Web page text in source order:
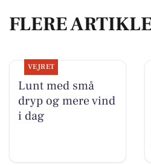
FLERE
VEJRET
Lunt med små
dryp og mere vind
i dag